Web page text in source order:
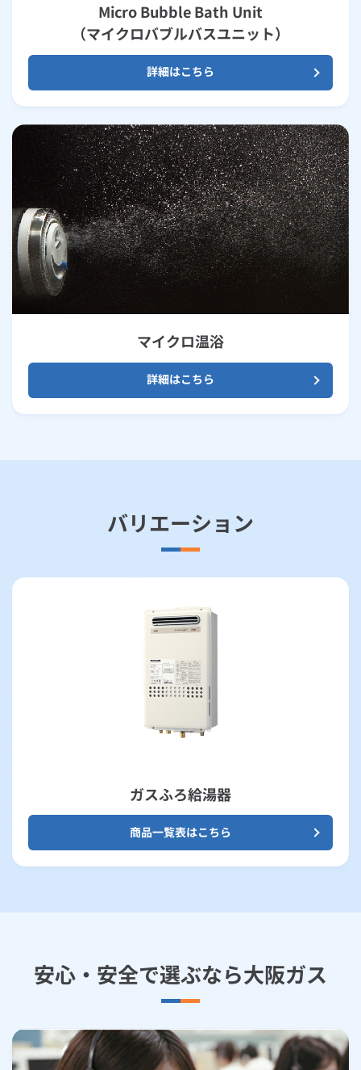
Micro Bubble Bath Unit
（マイクロバブルバスユニット）
詳細はこちら
マイクロ温浴
詳細はこちら
バリエーション
ガスふろ給湯器
商品一覧表はこちら
安心・安全で選ぶなら大阪ガス